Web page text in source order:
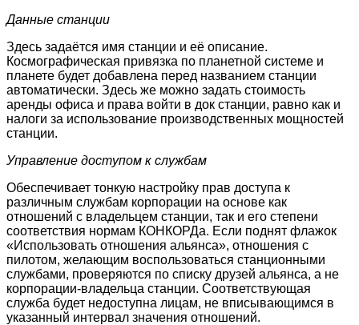
Данные станции
Здесь задаётся имя станции и её описание.
Космографическая привязка по планетной системе и
планете будет добавлена перед названием станции
автоматически. Здесь же можно задать стоимость
аренды офиса и права войти в док станции, равно как и
налоги за использование производственных мощностей
станции.
Управление доступом к службам
Обеспечивает тонкую настройку прав доступа к
различным службам корпорации на основе как
отношений с владельцем станции, так и его степени
соответствия нормам КОНКОРДа. Если поднят флажок
«Использовать отношения альянса», отношения с
пилотом, желающим воспользоваться станционными
службами, проверяются по списку друзей альянса, а не
корпорации-владельца станции. Соответствующая
служба будет недоступна лицам, не вписывающимся в
указанный интервал значения отношений.